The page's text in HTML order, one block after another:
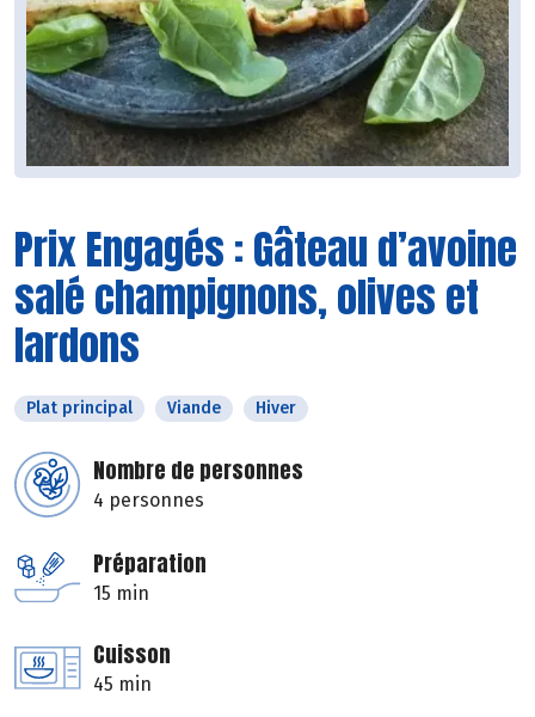
Prix Engagés : Gâteau d’avoine
salé champignons, olives et
lardons
Plat principal Viande Hiver
Nombre de personnes
4 personnes
Préparation
15 min
Cuisson
45 min